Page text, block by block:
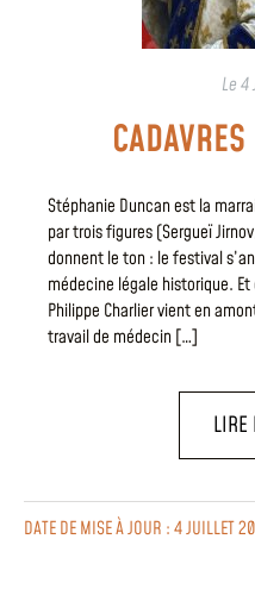
Le4
Stéphanie Duncan est la
par trois figures (Sergueï
donnent le ton : le festival
médecine légale historique.
Philippe Charlier vient en
travail de médecin […]
LIRE
DATE DE MISE À JOUR : 4 JUILLET